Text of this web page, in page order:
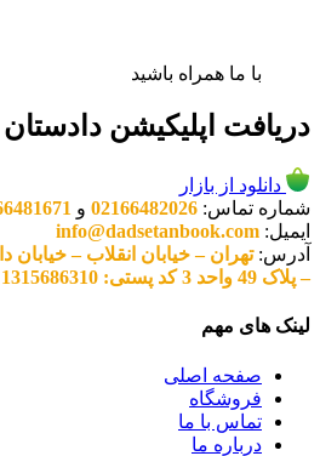
با ما همراه باشید
دریافت اپلیکیشن
دانلود از بازار
شماره تماس: 02166482026 و
ایمیل: info@dadsetanbook.com
آدرس:تهران – خیابان انقلاب –
– پلاک 49 واحد 3 کد پستی: 1315686310
لینک های مهم
صفحه اصلی
فروشگاه
تماس با ما
درباره ما